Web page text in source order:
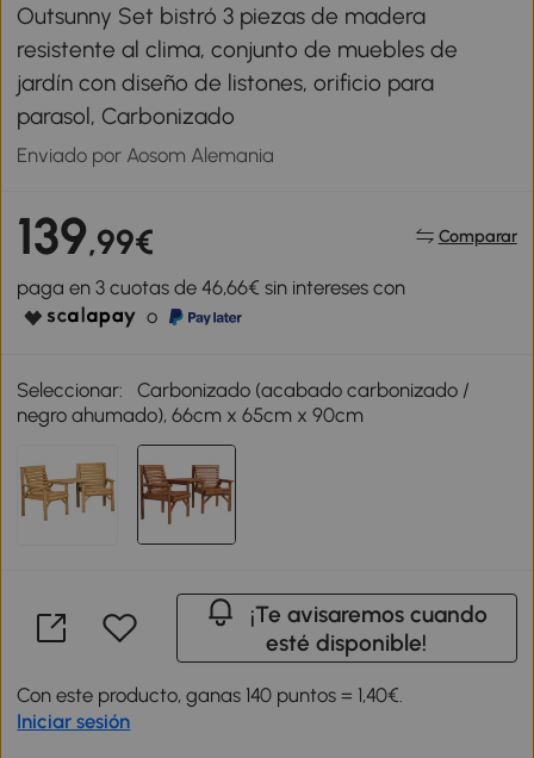
Outsunny Set bistró 3 piezas de madera
resistente al clima, conjunto de muebles de
jardín con diseño de listones, orificio para
parasol, Carbonizado
Enviado por Aosom Alemania
139,99€ Comparar
paga en 3 cuotas de 46,66€ sin intereses con
o
Seleccionar:
Carbonizado (acabado carbonizado /
negro ahumado), 66cm x 65cm x 90cm
¡Te avisaremos cuando
esté disponible!
Con este producto, ganas 140 puntos = 1,40€.
Iniciar sesión